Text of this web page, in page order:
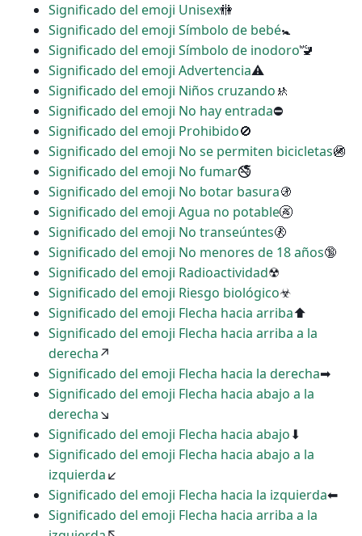
Significado del emoji Unisex🚻
Significado del emoji Símbolo de bebé🚼
Significado del emoji Símbolo de inodoro🚾
Significado del emoji Advertencia⚠
Significado del emoji Niños cruzando🚸
Significado del emoji No hay entrada⛔
Significado del emoji Prohibido🚫
Significado del emoji No se permiten bicicletas🚳
Significado del emoji No fumar🚭
Significado del emoji No botar basura🚯
Significado del emoji Agua no potable🚱
Significado del emoji No transeúntes🚷
Significado del emoji No menores de 18 años🔞
Significado del emoji Radioactividad☢
Significado del emoji Riesgo biológico☣
Significado del emoji Flecha hacia arriba⬆
Significado del emoji Flecha hacia arriba a la
derecha↗
Significado del emoji Flecha hacia la derecha➡
Significado del emoji Flecha hacia abajo a la
derecha↘
Significado del emoji Flecha hacia abajo⬇
Significado del emoji Flecha hacia abajo a la
izquierda↙
Significado del emoji Flecha hacia la izquierda⬅
Significado del emoji Flecha hacia arriba a la